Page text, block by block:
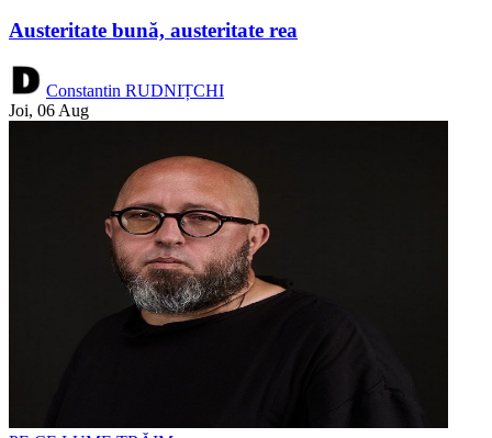
Austeritate bună, austeritate rea
Constantin RUDNIȚCHI
Joi, 06 Aug